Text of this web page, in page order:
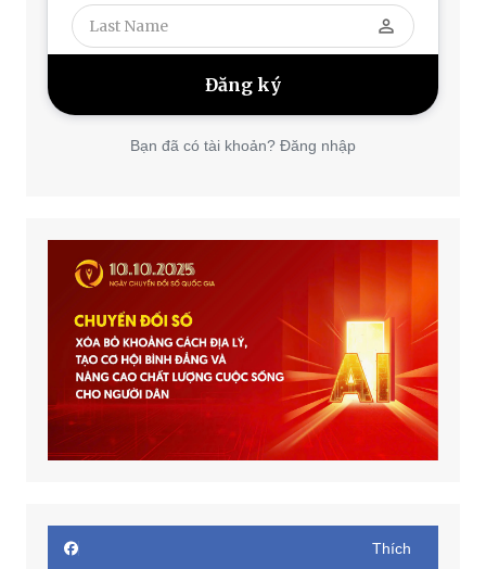
perm_identity
Bạn đã có tài khoản? Đăng nhập
Thích